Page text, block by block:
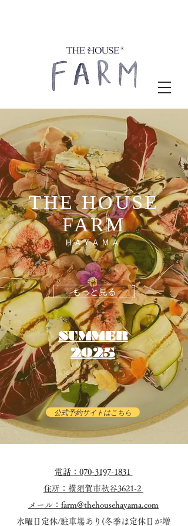
THE HOUSE
FARM
HAYAMA
もっと見る
SUMMER
2025
公式予約サイトはこちら
電話：070-3197-1831
​​住所：横須賀市秋谷3621-2
メール：farm@thehousehayama.com
水曜日定休/駐車場あり(​冬季は定休日が増